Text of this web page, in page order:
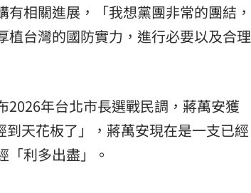
相關進展，「我想黨團非常的團結，
台灣的國防實力，進行必要以及合理
2026年台北市長選戰民調，蔣萬安獲
天花板了」，蔣萬安現在是一支已經
利多出盡」。